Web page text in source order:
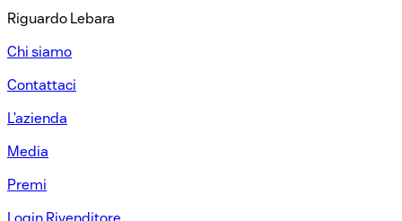
Riguardo Lebara​
Chi siamo​
Contattaci​
L’azienda​
Media​
Premi​